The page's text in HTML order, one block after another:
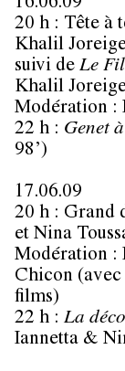
16.06.09
20 h : Tête à
Khalil
suivi de Le
Khalil
Modération :
22 h : Genet
98’)
17.06.09
20 h : Grand
et Nina
Modération :
Chicon
films)
22 h : La
Iannetta &